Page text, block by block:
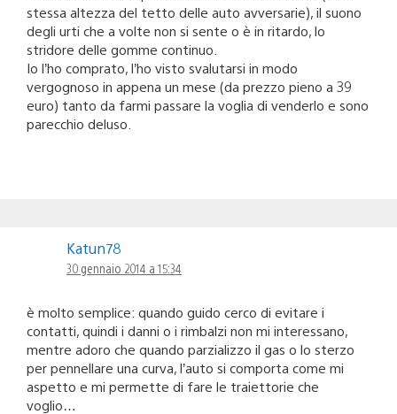
stessa altezza del tetto delle auto avversarie), il suono
degli urti che a volte non si sente o è in ritardo, lo
stridore delle gomme continuo.
Io l’ho comprato, l’ho visto svalutarsi in modo
vergognoso in appena un mese (da prezzo pieno a 39
euro) tanto da farmi passare la voglia di venderlo e sono
parecchio deluso.
Katun78
30 gennaio 2014 a 15:34
è molto semplice: quando guido cerco di evitare i
contatti, quindi i danni o i rimbalzi non mi interessano,
mentre adoro che quando parzializzo il gas o lo sterzo
per pennellare una curva, l’auto si comporta come mi
aspetto e mi permette di fare le traiettorie che
voglio…